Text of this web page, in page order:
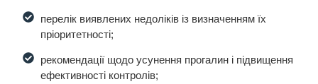
перелік виявлених недоліків із визначенням їх
пріоритетності;
рекомендації щодо усунення прогалин і підвищення
ефективності контролів;